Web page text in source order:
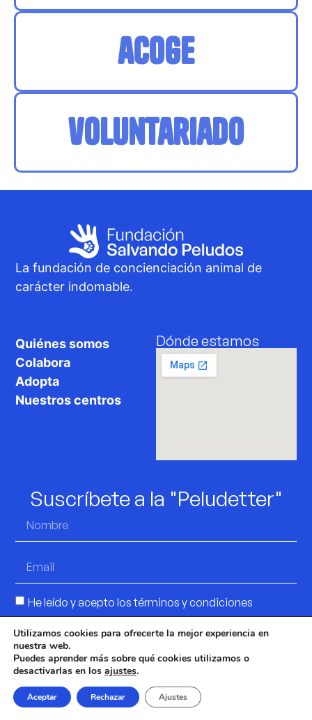
acoge
voluntariado
La fundación de concienciación animal de
carácter indomable.
Quiénes somos
Colabora
Adopta
Nuestros centros
Dónde estamos
Suscríbete a la "Peludetter"
He leído y acepto lostérminos y condiciones
Suscribirme
© 2025 El Campito – Salvando Peludos |
Legal|Términos y Condiciones
Utilizamos cookies para ofrecerte la mejor experiencia en
nuestra web.
Puedes aprender más sobre qué cookies utilizamos o
desactivarlas en los ajustes.
Aceptar Rechazar Ajustes